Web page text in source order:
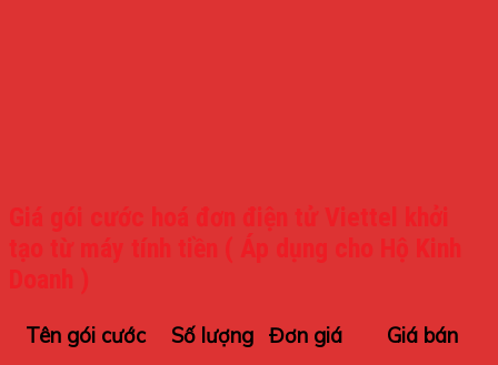
Giá gói cước hoá đơn điện tử Viettel khởi
tạo từ máy tính tiền ( Áp dụng cho Hộ Kinh
Doanh )
Tên gói cước Số lượng Đơn giá Giá bán